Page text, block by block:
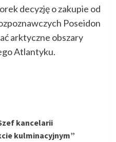
decyzję o zakupie od
Poseidon
arktyczne obszary
Atlantyku.
kancelarii
kulminacyjnym”